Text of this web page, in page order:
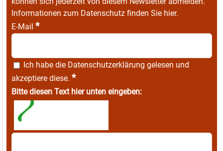
Informationen zum Datenschutz finden Sie hier.
E-Mail *
Ich habe die Datenschutzerklärung gelesen und
akzeptiere diese. *
Bitte diesen Text hier unten eingeben: